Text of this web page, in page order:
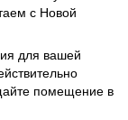
с Новой
для вашей
помещение в